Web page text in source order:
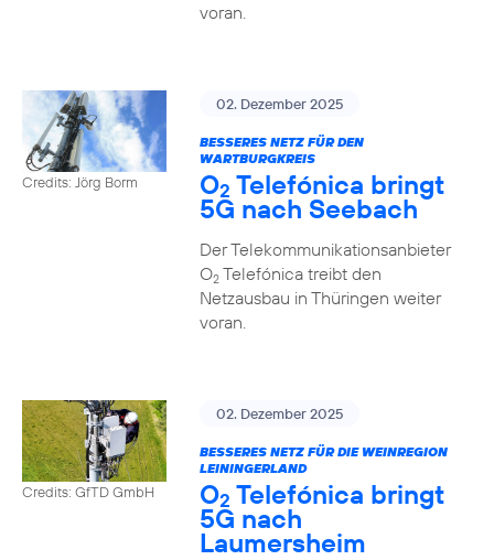
voran.
Credits: Jörg Borm
02. Dezember 2025
BESSERES NETZ FÜR DEN
WARTBURGKREIS
O2 Telefónica bringt
5G nach Seebach
Der Telekommunikationsanbieter
O2Telefónica treibt den
Netzausbau in Thüringen weiter
voran.
Credits: GfTD GmbH
02. Dezember 2025
BESSERES NETZ FÜR DIE WEINREGION
LEININGERLAND
O2 Telefónica bringt
5G nach
Laumersheim